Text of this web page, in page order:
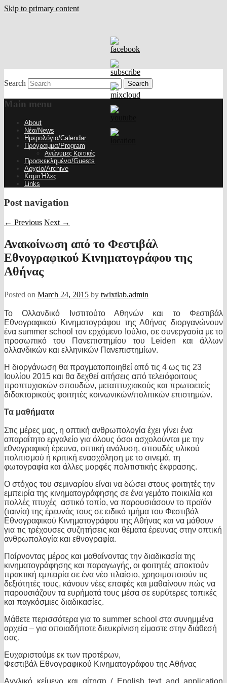
Skip to primary content
Search
Main menu
About
Νέα/News
Ημερολόγιο/Calendar
Πρόγραμμα/Program
Ανώνυμες Κριτικές
Προσκεκλημένα/Guests
Αρχείο/Archive
ΚαμπΉλες
Links
Post navigation
← Previous Next →
Ανακοίνωση από το Φεστιβάλ
Εθνογραφικού Κινηματογράφου της
Αθήνας
Posted on March 24, 2015 by twixtlab.admin
Το Ολλανδικό Ινστιτούτο Αθηνών και το Φεστιβάλ
Εθνογραφικού Κινηματογράφου της Αθήνας διοργανώνουν
ένα summer school τον ερχόμενο Ιούλιο, σε συνεργασία με το
προσωπικό του Πανεπιστημίου του Leiden και άλλων
ολλανδικών και ελληνικών Πανεπιστημίων.
Η διοργάνωση θα πραγματοποιηθεί από τις 4 ως τις 23
Ιουλίου 2015 και θα δεχθεί αιτήσεις από τελειόφοιτους
προπτυχιακών σπουδών, μεταπτυχιακούς και πρωτοετείς
διδακτορικούς φοιτητές κοινωνικών/πολιτικών επιστημών.
Τα μαθήματα
Στις μέρες μας, η οπτική ανθρωπολογία έχει γίνει ένα
απαραίτητο εργαλείο για όλους όσοι ασχολούνται με την
εθνογραφική έρευνα, οπτική ανάλυση, σπουδές υλικού
πολιτισμού ή κριτική ενασχόληση με το σινεμά, τη
φωτογραφία και άλλες μορφές πολιτιστικής έκφρασης.
Ο στόχος του σεμιναρίου είναι να δώσει στους φοιτητές την
εμπειρία της κινηματογράφησης σε ένα γεμάτο ποικιλία και
πολλές πτυχές αστικό τοπίο, να παρουσιάσουν το προϊόν
(ταινία) της έρευνάς τους σε ειδικό τμήμα του Φεστιβάλ
Εθνογραφικού Κινηματογράφου της Αθήνας και να μάθουν
για τις τρέχουσες συζητήσεις και θέματα έρευνας στην οπτική
ανθρωπολογία και εθνογραφία.
Παίρνοντας μέρος και μαθαίνοντας την διαδικασία της
κινηματογράφησης και παραγωγής, οι φοιτητές αποκτούν
πρακτική εμπειρία σε ένα νέο πλαίσιο, χρησιμοποιούν τις
δεξιότητές τους, κάνουν νέες επαφές και μαθαίνουν πώς να
παρουσιάζουν τα ευρήματά τους μέσα σε ευρύτερες τοπικές
και παγκόσμιες διαδικασίες.
Μάθετε περισσότερα για το summer school στα συνημμένα
αρχεία – για οποιαδήποτε διευκρίνιση είμαστε στην διάθεσή
σας.
Ευχαριστούμε εκ των προτέρων,
Φεστιβάλ Εθνογραφικού Κινηματογράφου της Αθήνας
Αγγλικό κείμενο και αίτηση / English text and application